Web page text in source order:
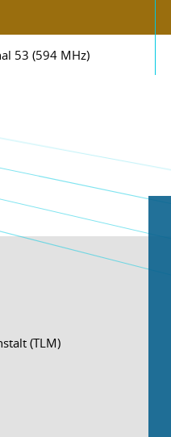
53 (594 MHz)
(TLM)